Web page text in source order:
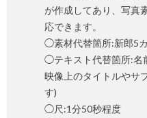
が作成してあり、写真
応できます。
◯素材代替箇所:新郎5
◯テキスト代替箇所:名
映像上のタイトルやサ
す)
◯尺:1分50秒程度